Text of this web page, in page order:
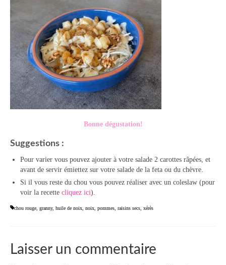
Bonne dégustation!
Suggestions :
Pour varier vous pouvez ajouter à votre salade 2 carottes râpées, et
avant de servir émiettez sur votre salade de la feta ou du chèvre.
Si il vous reste du chou vous pouvez réaliser avec un coleslaw (pour
voir la recette cliquez ici).
chou rouge granny, huile de noix noix pommes raisins secs xérès
Laisser un commentaire